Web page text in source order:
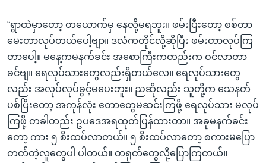
“ရွာထဲမှာတော့ တယောက်မှ နေလို့မရဘူး။ ဖမ်းပြီးတော့ စစ်တာ
မေးတာလုပ်တယ်ပေါ့ဗျာ။ ဒလံကတိုင်လို့ဆိုပြီး ဖမ်းတာလုပ်ကြ
တာပေါ့။ မနေ့ကမနက်ခင်း အစောကြီးကတည်းက ဝင်လာတာ
ခင်ဗျ။ ရေလုပ်သားတွေလည်းရှိတယ်လေ။ ရေလုပ်သားတွေ
လည်း အလုပ်လုပ်ခွင့်မပေးဘူး။ ညဆိုလည်း သူတို့က သေနတ်
ပစ်ပြီးတော့ အကုန်လုံး တောတွေမဆင်းကြဖို့ ရေလုပ်သား မလုပ်
ကြဖို့ တခါတည်း ဥပဒေအရထုတ်ပြန်ထားတာ။ အခုမနက်ခင်း
တော့ ကား ၅ စီးထပ်လာတယ်။ ၅ စီးထပ်လာတော့ စကားမပြော
တတ်တဲ့လူတွေပါ ပါတယ်။ တရုတ်တွေလို့ပြောကြတယ်။